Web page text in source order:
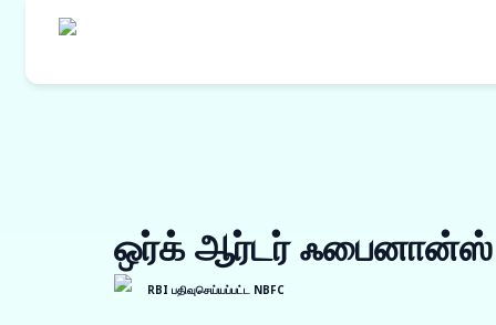
ஒர்க் ஆர்டர்
ஒர்க் ஆர்டர் ஃபைனான்ஸ்
RBI பதிவுசெய்யப்பட்ட NBFC